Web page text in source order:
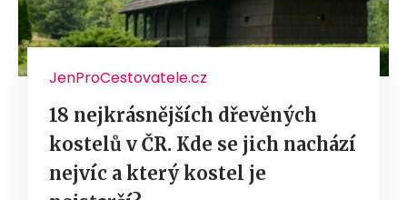
JenProCestovatele.cz
18 nejkrásnějších dřevěných
kostelů v ČR. Kde se jich nachází
nejvíc a který kostel je